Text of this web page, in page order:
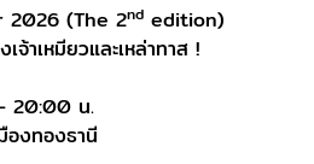
2026 (The 2nd edition)
จ้าเหมียวและเหล่าทาส !
20:00 น.
องทองธานี